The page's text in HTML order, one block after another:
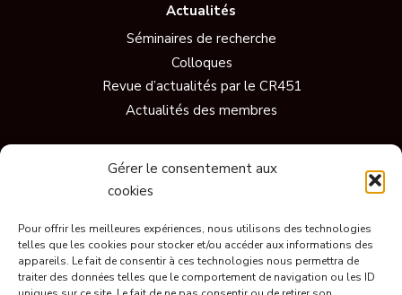
Gérer le consentement aux
cookies
Pour offrir les meilleures expériences, nous utilisons des technologies
telles que les cookies pour stocker et/ou accéder aux informations des
appareils. Le fait de consentir à ces technologies nous permettra de
traiter des données telles que le comportement de navigation ou les ID
Actualités
Séminaires de recherche
Colloques
Revue d’actualités par le CR451
Actualités des membres
Vidéos
Conférences
Short
Ils parlent de nous